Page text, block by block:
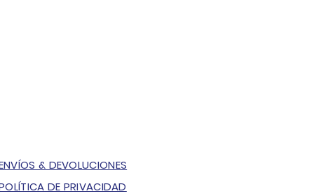
& DEVOLUCIONES
DE PRIVACIDAD